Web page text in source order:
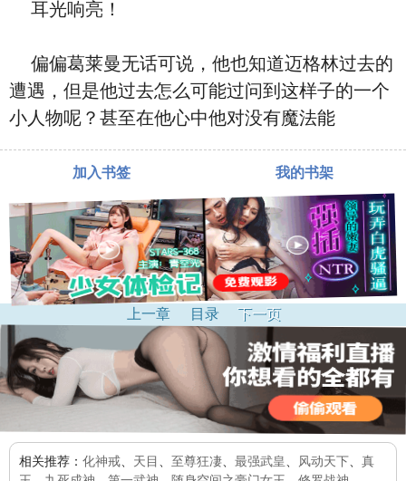
耳光响亮！
偏偏葛莱曼无话可说，他也知道迈格林过去的
遭遇，但是他过去怎么可能过问到这样子的一个
小人物呢？甚至在他心中他对没有魔法能
加入书签 我的书架
上一章 目录 下一页
相关推荐： 化神戒 天目 至尊狂凄 最强武皇 风动天下
真